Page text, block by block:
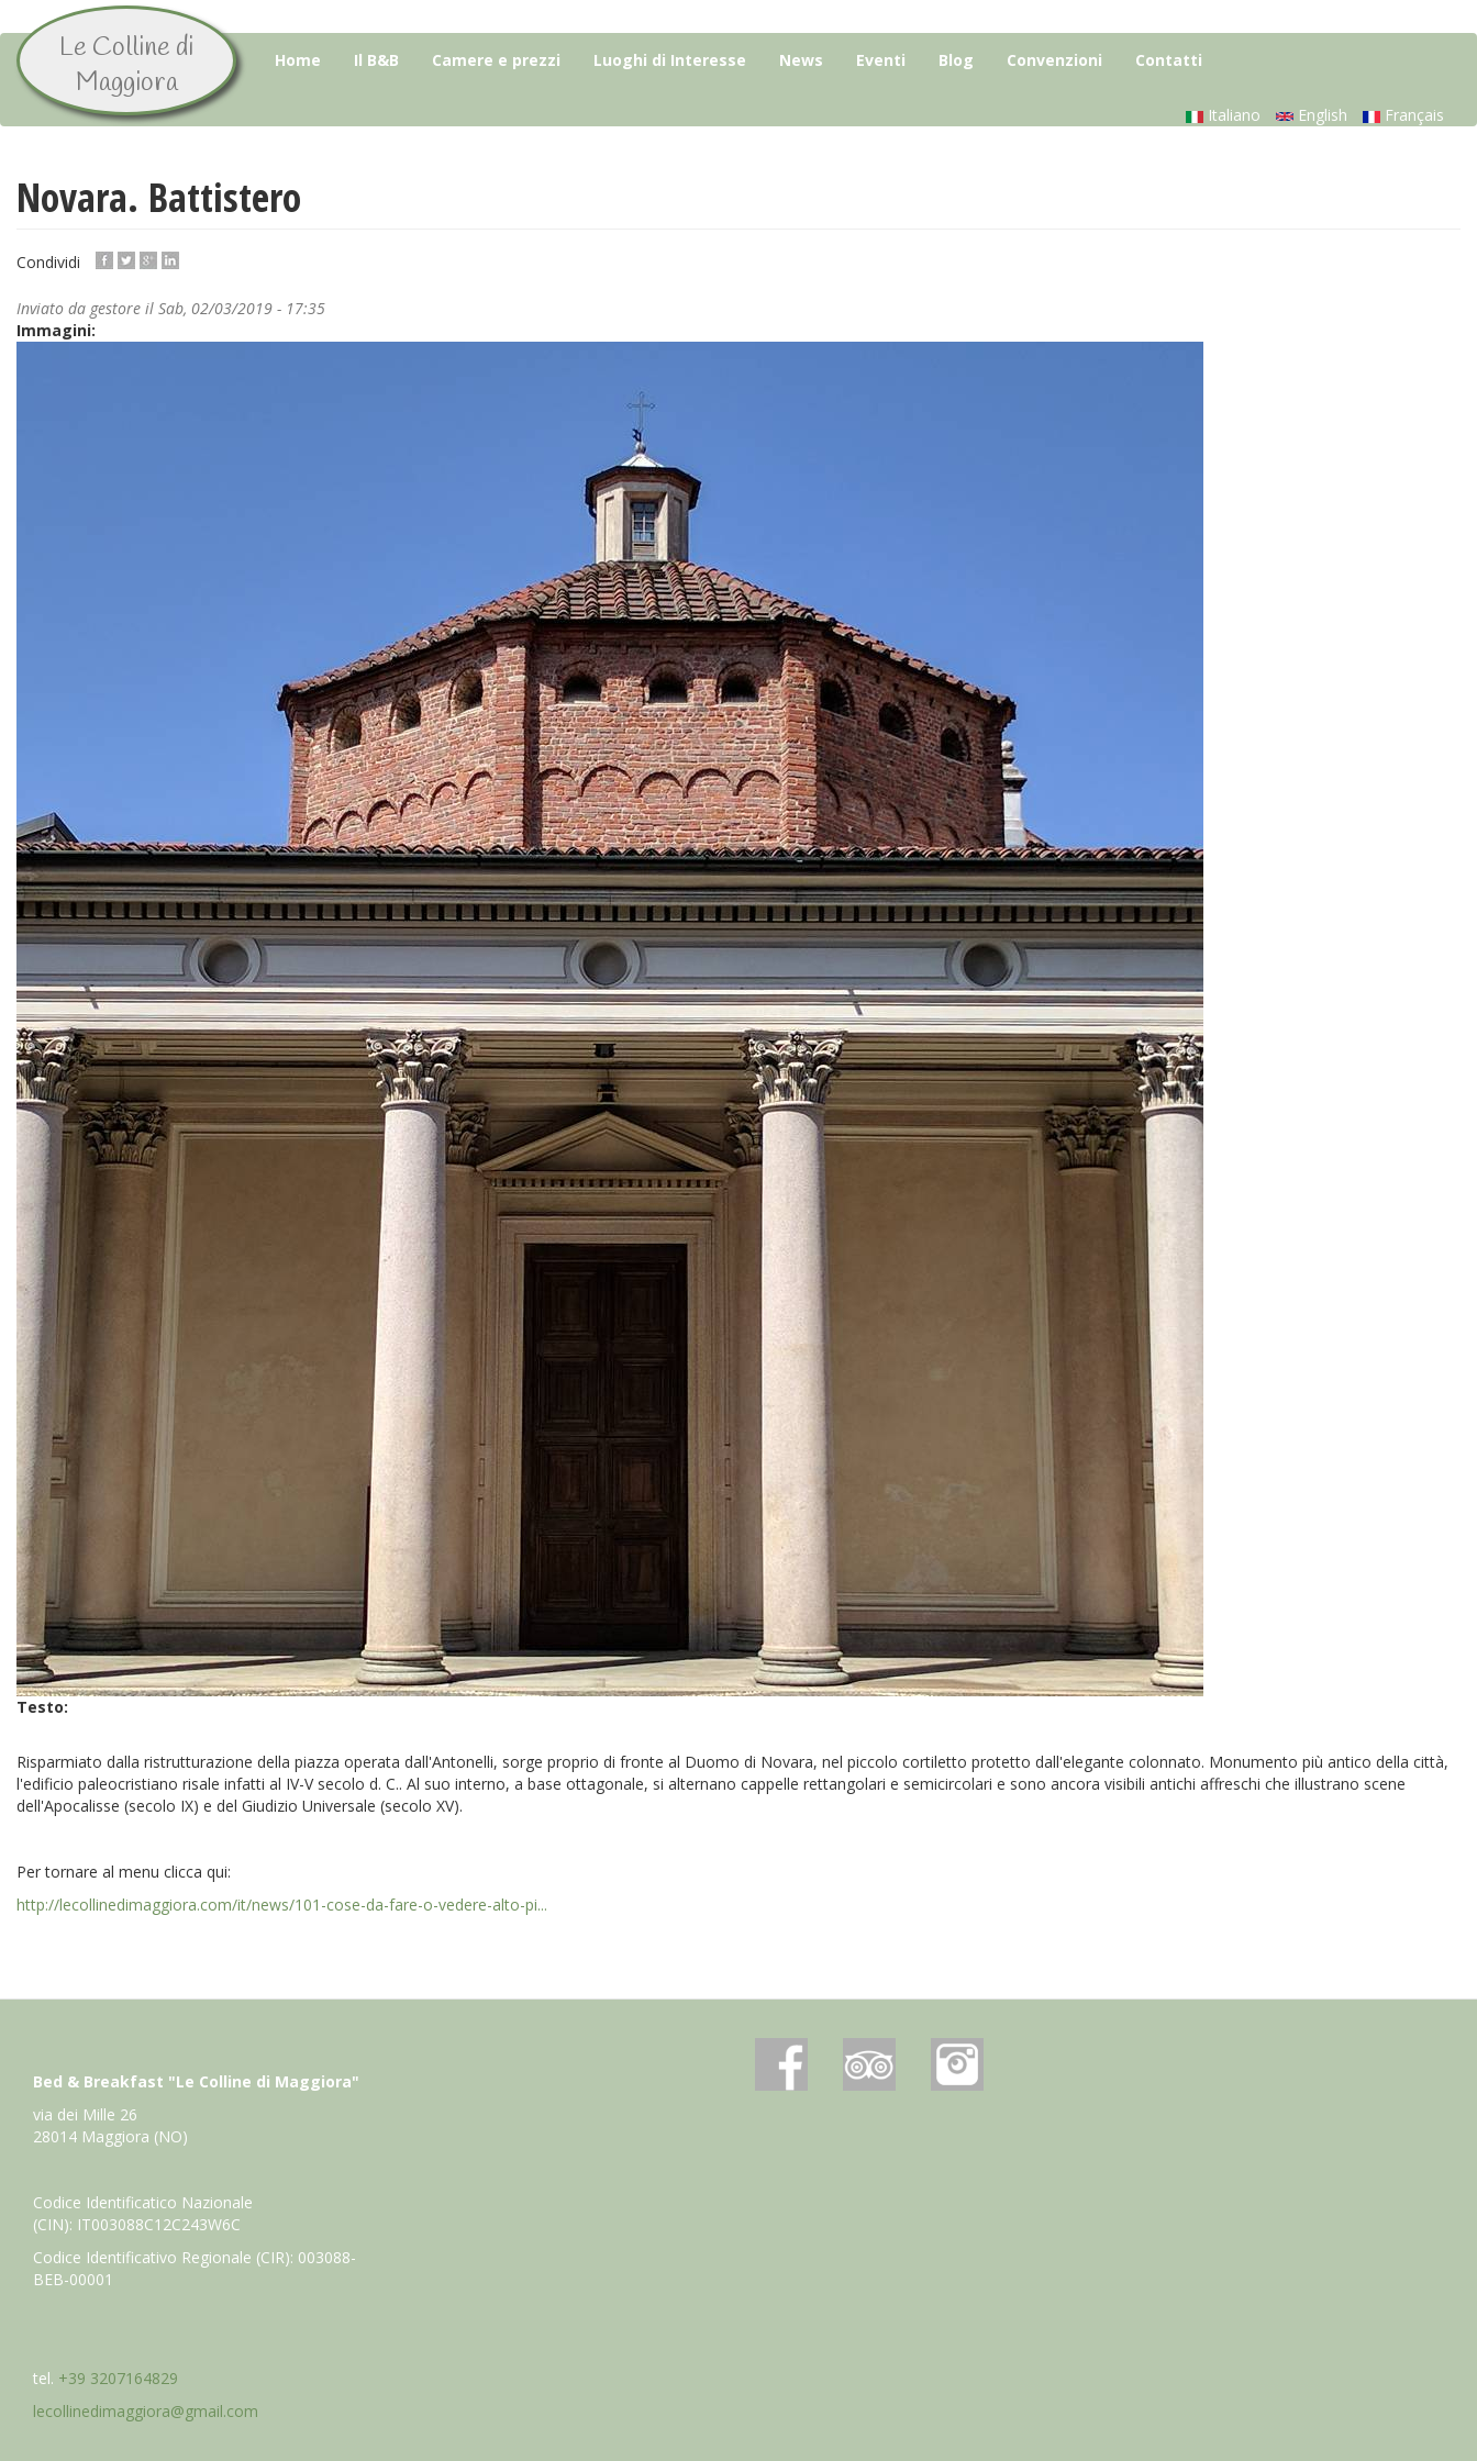
Salta
contenuto
principale
Le Colline di
Maggiora
Home Il B&B Camere e prezzi Luoghi di Interesse News Eventi Blog Convenzioni Contatti
Italiano English Français
Novara. Battistero
Condividi
Inviato da gestore il Sab, 02/03/2019 - 17:35
Immagini:
Testo:
Risparmiato dalla ristrutturazione della piazza operata dall'Antonelli, sorge proprio di fronte al Duomo di Novara, nel piccolo cortiletto protetto dall'elegante colonnato. Monumento più antico della città,
l'edificio paleocristiano risale infatti al IV-V secolo d. C.. Al suo interno, a base ottagonale, si alternano cappelle rettangolari e semicircolari e sono ancora visibili antichi affreschi che illustrano scene
dell'Apocalisse (secolo IX) e del Giudizio Universale (secolo XV).
Per tornare al menu clicca qui:
http://lecollinedimaggiora.com/it/news/101-cose-da-fare-o-vedere-alto-pi...
Bed & Breakfast "Le Colline di Maggiora"
via dei Mille 26
28014 Maggiora (NO)
Codice Identificatico Nazionale
(CIN): IT003088C12C243W6C
Codice Identificativo Regionale (CIR): 003088-
BEB-00001
tel. +39 3207164829
lecollinedimaggiora@gmail.com